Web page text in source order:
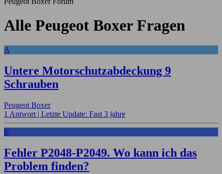
Alle Peugeot Boxer Fragen
A
Untere Motorschutzabdeckung 9
Schrauben
Peugeot Boxer
1 Antwort | Letzte Update: Fast 3 jahre
E
Fehler P2048-P2049. Wo kann ich das
Problem finden?